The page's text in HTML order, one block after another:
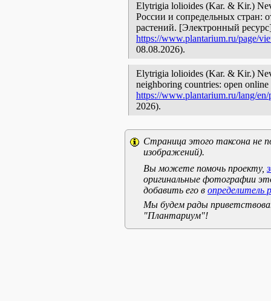
Elytrigia lolioides (Kar. & Kir.)
России и сопредельных стран:
растений. [Электронный
https://www.plantarium.ru/page/
08.08.2026).
Elytrigia lolioides (Kar. & Kir.)
neighboring countries: open
https://www.plantarium.ru/lang/
2026).
Страница этого таксона не
изображений).
Вы можете помочь проекту,
оригинальные фотографии
добавить его в определитель
Мы будем рады
"Плантариум"!